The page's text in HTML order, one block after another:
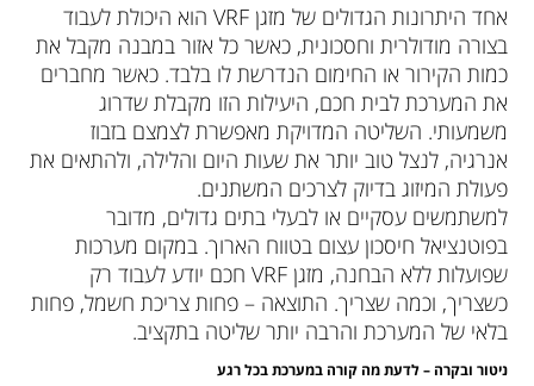
אחד היתרונות הגדולים של מזגן VRF הוא היכולת לעבוד
בצורה מודולרית וחסכונית, כאשר כל אזור במבנה מקבל את
כמות הקירור או החימום הנדרשת לו בלבד. כאשר מחברים
את המערכת לבית חכם, היעילות הזו מקבלת שדרוג
משמעותי. השליטה המדויקת מאפשרת לצמצם בזבוז
אנרגיה, לנצל טוב יותר את שעות היום והלילה, ולהתאים את
פעולת המיזוג בדיוק לצרכים המשתנים.
למשתמשים עסקיים או לבעלי בתים גדולים, מדובר
בפוטנציאל חיסכון עצום בטווח הארוך. במקום מערכות
שפועלות ללא הבחנה, מזגן VRF חכם יודע לעבוד רק
כשצריך, וכמה שצריך. התוצאה – פחות צריכת חשמל, פחות
בלאי של המערכת והרבה יותר שליטה בתקציב.
ניטור ובקרה – לדעת מה קורה במערכת בכל רגע